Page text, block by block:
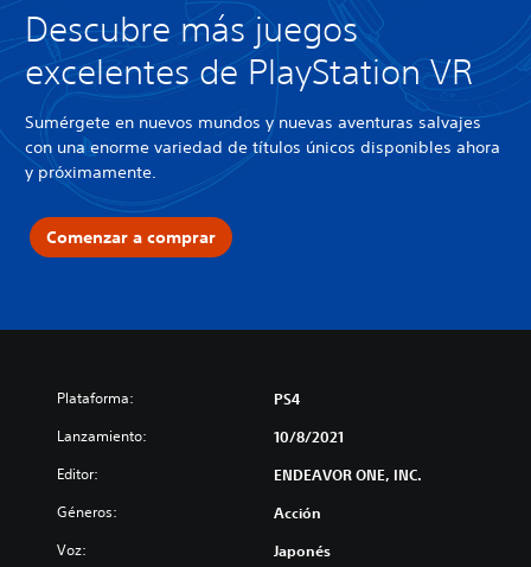
Descubre más juegos
excelentes de PlayStation VR
Sumérgete en nuevos mundos y nuevas aventuras salvajes
con una enorme variedad de títulos únicos disponibles ahora
y próximamente.
Comenzar a comprar
Plataforma: PS4
Lanzamiento: 10/8/2021
Editor: ENDEAVOR ONE, INC.
Géneros: Acción
Voz: Japonés